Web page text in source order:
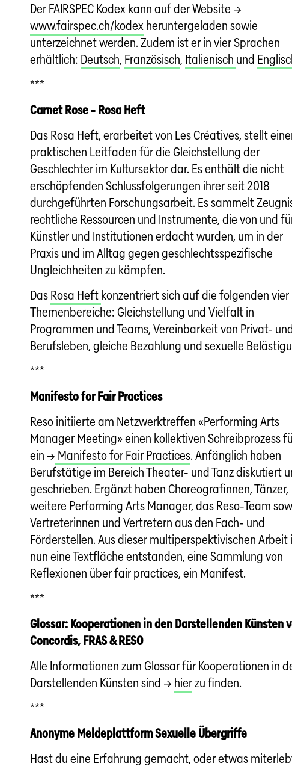
Der FAIRSPEC Kodex kann auf der Website →
www.fairspec.ch/kodexheruntergeladen sowie
unterzeichnet werden. Zudem ist er in vier Sprachen
erhältlich: Deutsch, Französisch, Italienisch und
***
Carnet Rose - Rosa Heft
Das Rosa Heft, erarbeitet von Les Créatives, stellt
praktischen Leitfaden für die Gleichstellung der
Geschlechter im Kultursektor dar. Es enthält die nicht
erschöpfenden Schlussfolgerungen ihrer seit 2018
durchgeführten Forschungsarbeit. Es sammelt
rechtliche Ressourcen und Instrumente, die von und
Künstler und Institutionen erdacht wurden, um in der
Praxis und im Alltag gegen geschlechtsspezifische
Ungleichheiten zu kämpfen.
DasRosa Heftkonzentriert sich auf die folgenden vier
Themenbereiche: Gleichstellung und Vielfalt in
Programmen und Teams, Vereinbarkeit von Privat-
Berufsleben, gleiche Bezahlung und sexuelle
***
Manifesto for Fair Practices
Reso initiierte am Netzwerktreffen «Performing Arts
Manager Meeting» einen kollektiven Schreibprozess
ein → Manifesto for Fair Practices. Anfänglich haben
Berufstätige im Bereich Theater- und Tanz diskutiert
geschrieben. Ergänzt haben Choreografinnen, Tänzer,
weitere Performing Arts Manager, das Reso-Team
Vertreterinnen und Vertretern aus den Fach- und
Förderstellen. Aus dieser multiperspektivischen Arbeit
nun eine Textfläche entstanden, eine Sammlung von
Reflexionen über fair practices, ein Manifest.
***
Glossar: Kooperationen in den Darstellenden Künsten
Concordis, FRAS & RESO
Alle Informationen zum Glossar für Kooperationen in
Darstellenden Künsten sind → hierzu finden.
***
Anonyme Meldeplattform Sexuelle Übergriffe
Hast du eine Erfahrung gemacht, oder etwas